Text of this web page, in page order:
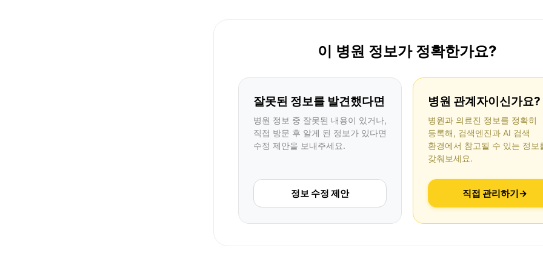
이 병원 정보가 정확한가요?
잘못된 정보를 발견했다면
병원 정보 중 잘못된 내용이 있거나,
직접 방문 후 알게 된 정보가 있다면
수정 제안을 보내주세요.
정보 수정 제안
병원 관계자이신가요?
병원과 의료진 정보를 정확히
등록해, 검색엔진과 AI 검색
환경에서 참고될 수 있는 정보
갖춰보세요.
직접 관리하기→